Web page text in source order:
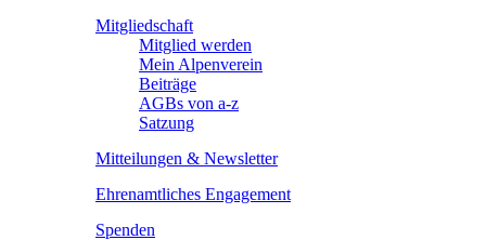
Mitgliedschaft
Mitglied werden
Mein Alpenverein
Beiträge
AGBs von a-z
Satzung
Mitteilungen & Newsletter
Ehrenamtliches Engagement
Spenden